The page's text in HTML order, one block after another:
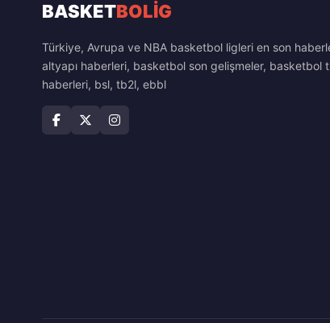
BASKETBOLİG
Türkiye, Avrupa ve NBA basketbol ligleri en son
altyapı haberleri, basketbol son gelişmeler, basketbol
haberleri, bsl, tb2l, ebbl